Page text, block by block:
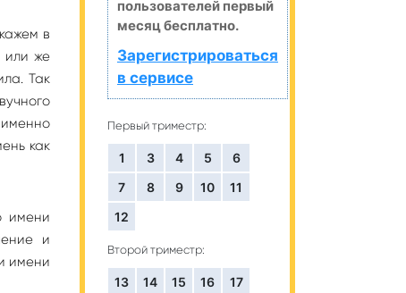
в
или же
Так
как
имени
и
имени
пользователей первый
месяц бесплатно.
Зарегистрироваться
в сервисе
Первый триместр:
1 3 4 5
6
7
8 9 10
11
12
Второй триместр:
13 14 15 16
17